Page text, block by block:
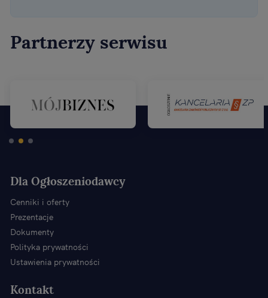
Partnerzy serwisu
Dla Ogłoszeniodawcy
Cenniki i oferty
Prezentacje
Dokumenty
Polityka prywatności
Ustawienia prywatności
Kontakt